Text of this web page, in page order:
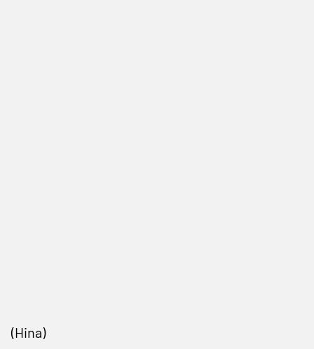
(Hina)